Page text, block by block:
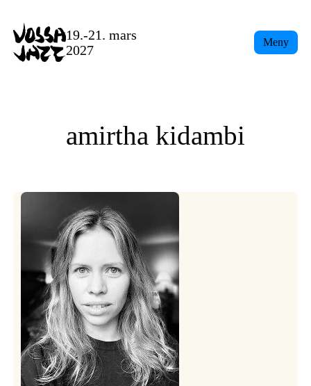
content
19.-21. mars
2027
Meny
amirtha kidambi